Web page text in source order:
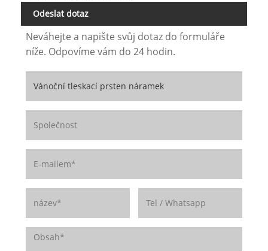
Odeslat dotaz
Neváhejte a napište svůj dotaz do formuláře
níže. Odpovíme vám do 24 hodin.